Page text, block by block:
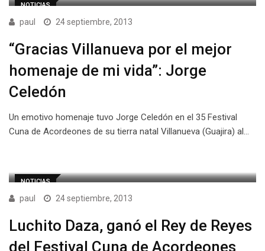
NOTICIAS
paul 24 septiembre, 2013
“Gracias Villanueva por el mejor
homenaje de mi vida”: Jorge
Celedón
Un emotivo homenaje tuvo Jorge Celedón en el 35 Festival
Cuna de Acordeones de su tierra natal Villanueva (Guajira) al…
NOTICIAS
paul 24 septiembre, 2013
Luchito Daza, ganó el Rey de Reyes
del Festival Cuna de Acordeones